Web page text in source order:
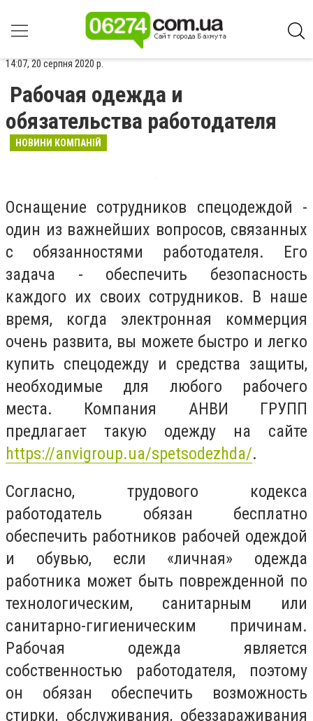
14:07, 20 серпня 2020 р.
Рабочая одежда и
обязательства работодателя
НОВИНИ КОМПАНІЙ
Оснащение сотрудников спецодеждой -
один из важнейших вопросов, связанных
с обязанностями работодателя. Его
задача - обеспечить безопасность
каждого их своих сотрудников. В наше
время, когда электронная коммерция
очень развита, вы можете быстро и легко
купить спецодежду и средства защиты,
необходимые для любого рабочего
места. Компания АНВИ ГРУПП
предлагает такую одежду на сайте
https://anvigroup.ua/spetsodezhda/.
Согласно, трудового кодекса
работодатель обязан бесплатно
обеспечить работников рабочей одеждой
и обувью, если «личная» одежда
работника может быть поврежденной по
технологическим, санитарным или
санитарно-гигиеническим причинам.
Рабочая одежда является
собственностью работодателя, поэтому
он обязан обеспечить возможность
стирки, обслуживания, обеззараживания